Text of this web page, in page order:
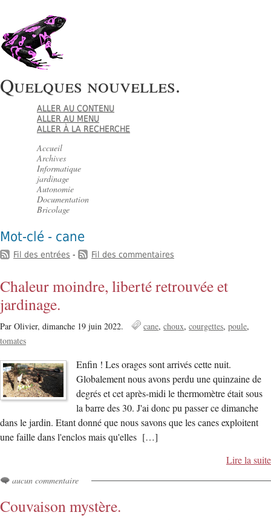
Quelques nouvelles.
ALLER AU CONTENU
ALLER AU MENU
ALLER À LA RECHERCHE
Accueil
Archives
Informatique
jardinage
Autonomie
Documentation
Bricolage
Mot-clé - cane
Fil des entrées - Fil des commentaires
Chaleur moindre, liberté retrouvée et
jardinage.
Par Olivier, dimanche 19 juin 2022. cane choux courgettes poule
tomates
Enfin ! Les orages sont arrivés cette nuit.
Globalement nous avons perdu une quinzaine de
degrés et cet après-midi le thermomètre était sous
la barre des 30. J'ai donc pu passer ce dimanche
dans le jardin. Etant donné que nous savons que les canes exploitent
une faille dans l'enclos mais qu'elles […]
Lire la suite
aucun commentaire
Couvaison mystère.